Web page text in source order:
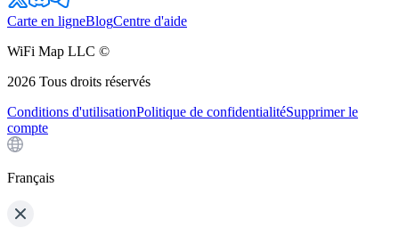
Carte en ligneBlogCentre d'aide
WiFi Map LLC ©
2026 Tous droits réservés
Conditions d'utilisationPolitique de confidentialitéSupprimer le
compte
Français